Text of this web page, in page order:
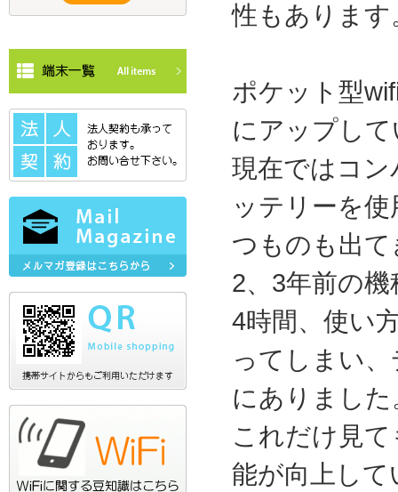
性もあります
ポケット型
にアップし
現在ではコ
ッテリーを
つものも出
2、3年前の
4時間、使い
ってしまい
にありました
これだけ見
能が向上し